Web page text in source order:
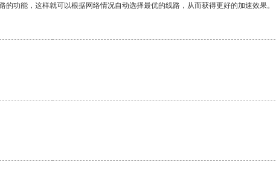
功能，这样就可以根据网络情况自动选择最优的线路，从而获得更好的加速效果。